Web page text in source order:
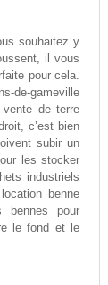
souhaitez y
il vous
pour cela.
de-gameville
de terre
c’est bien
subir un
les stocker
industriels
benne
bennes pour
le fond et le